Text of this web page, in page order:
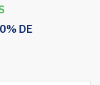
DE